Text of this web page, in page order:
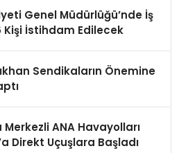
Genel Müdürlüğü’nde İş
Kişi İstihdam Edilecek
Sendikaların Önemine
ANA Havayolları
Direkt Uçuşlara Başladı